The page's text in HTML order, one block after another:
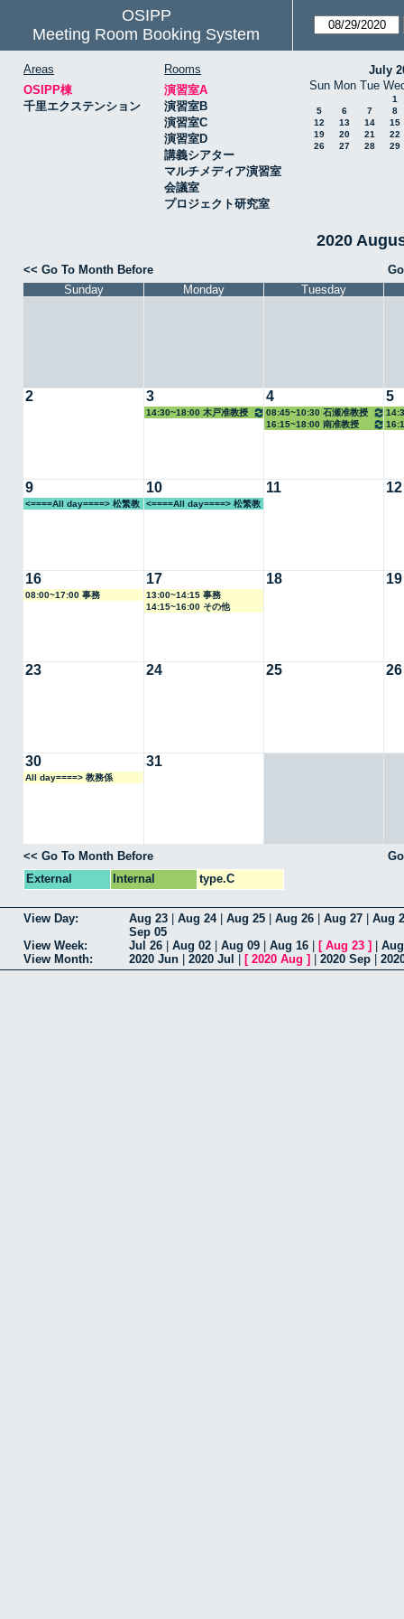
OSIPP
Meeting Room Booking System
Areas
OSIPP棟
千里エクステンション
Rooms
演習室A
演習室B
演習室C
演習室D
講義シアター
マルチメディア演習室
会議室
プロジェクト研究室
July
Sun Mon Tue
1
5
6 7
8
12
13 14
15
19
20 21
22
26
27 28 29
2020
<< Go To Month Before
Sunday
Monday Tuesday
2 3
14:30~18:00 木戸准教授
4
08:45~10:30 石瀬准教授
16:15~18:00 南准教授
5
9
<====All day====> 松繁教
10
<====All day====> 松繁教
11 12
16
08:00~17:00 事務
17
13:00~14:15 事務
14:15~16:00 その他
18 19
23 24 25 26
30
All day====> 教務係
31
<< Go To Month Before
External
Internal type.C
View Day: Aug 23 Aug 24| Aug 25 Aug 26 Aug 27
Aug
Sep 05
View Week:
Jul 26 Aug 02 Aug 09 Aug 16 [ Aug 23 ]
View Month:
2020 Jun 2020 Jul [ 2020 Aug ] 2020 Sep